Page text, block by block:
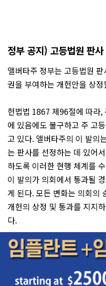
정부 공지) 고등법원 판
앨버타주 정부는 고등법원
권을 부여하는 개헌안을 상
헌법법 1867 제96절에 따라,
에 있음에도 불구하고 주 고
고 있다. 앨버타주의 이 발의
는 판사를 선정하는 데 있어
하도록 이러한 현행 체계를
이 발의가 의회에서 통과될
게 된다. 모든 변화는 의회의
개헌의 상정 및 통과를 지지
다.